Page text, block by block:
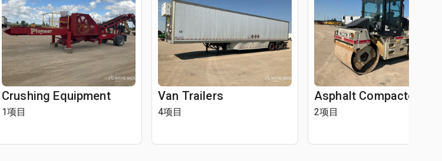
Crushing Equipment
1项目
Van Trailers
4项目
Asphalt Compactors
2项目